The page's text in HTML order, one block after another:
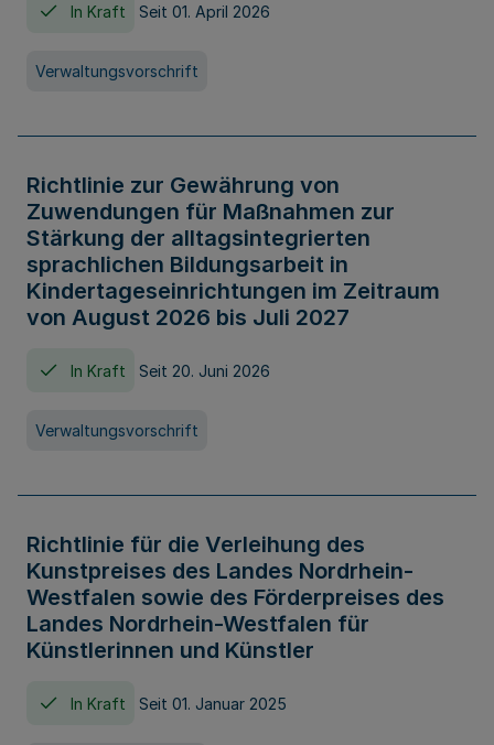
In Kraft Seit 01. April 2026
Verwaltungsvorschrift
Richtlinie zur Gewährung von
Zuwendungen für Maßnahmen zur
Stärkung der alltagsintegrierten
sprachlichen Bildungsarbeit in
Kindertageseinrichtungen im Zeitraum
von August 2026 bis Juli 2027
In Kraft Seit 20. Juni 2026
Verwaltungsvorschrift
Richtlinie für die Verleihung des
Kunstpreises des Landes Nordrhein-
Westfalen sowie des Förderpreises des
Landes Nordrhein-Westfalen für
Künstlerinnen und Künstler
In Kraft Seit 01. Januar 2025